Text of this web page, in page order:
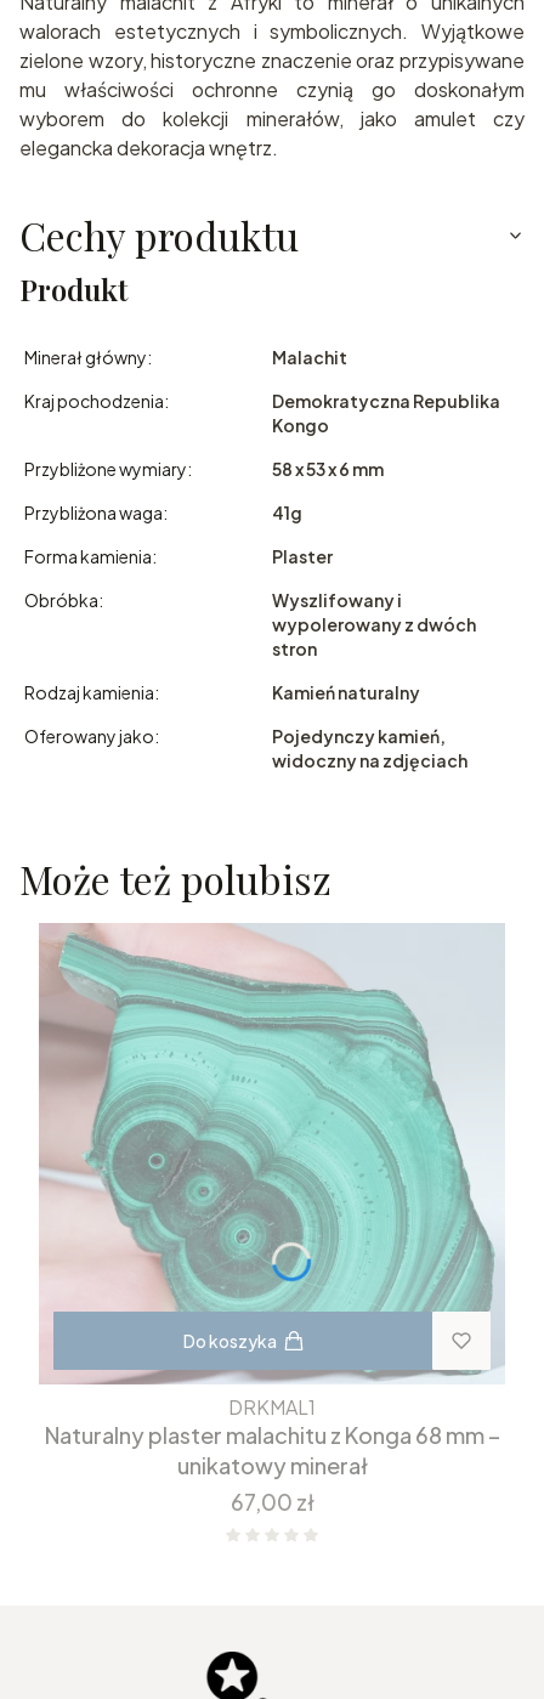
walorach estetycznych i symbolicznych. Wyjątkowe
zielone wzory, historyczne znaczenie oraz przypisywane
mu właściwości ochronne czynią go doskonałym
wyborem do kolekcji minerałów, jako amulet czy
elegancka dekoracja wnętrz.
Cechy produktu
Produkt
Minerał główny:
Malachit
Kraj pochodzenia:
Demokratyczna Republika
Kongo
Przybliżone wymiary:
58 x 53 x 6 mm
Przybliżona waga:
41g
Forma kamienia:
Plaster
Obróbka:
Wyszlifowany i
wypolerowany z dwóch
stron
Rodzaj kamienia:
Kamień naturalny
Oferowany jako:
Pojedynczy kamień,
widoczny na zdjęciach
Może też polubisz
Do koszyka
DRKMAL1
Naturalny plaster malachitu z Konga 68 mm –
unikatowy minerał
Cena
67,00 zł